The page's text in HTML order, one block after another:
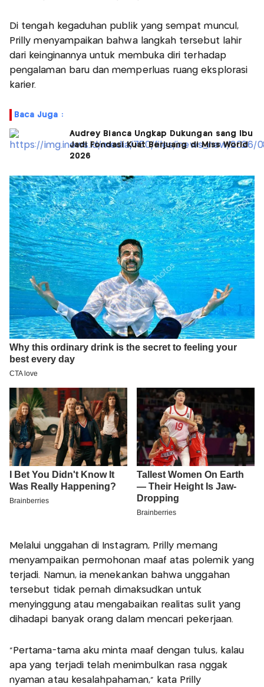
Di tengah kegaduhan publik yang sempat muncul,
Prilly menyampaikan bahwa langkah tersebut lahir
dari keinginannya untuk membuka diri terhadap
pengalaman baru dan memperluas ruang eksplorasi
karier.
Baca Juga :
Audrey Bianca Ungkap Dukungan sang Ibu
Jadi Fondasi Kuat Berjuang di Miss World
2026
Melalui unggahan di Instagram, Prilly memang
menyampaikan permohonan maaf atas polemik yang
terjadi. Namun, ia menekankan bahwa unggahan
tersebut tidak pernah dimaksudkan untuk
menyinggung atau mengabaikan realitas sulit yang
dihadapi banyak orang dalam mencari pekerjaan.
“Pertama-tama aku minta maaf dengan tulus, kalau
apa yang terjadi telah menimbulkan rasa nggak
nyaman atau kesalahpahaman,” kata Prilly